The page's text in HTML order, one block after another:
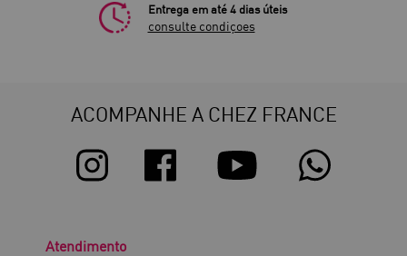
Entrega em até 4 dias úteis
consulte condiçoes
ACOMPANHE A CHEZ FRANCE
Atendimento